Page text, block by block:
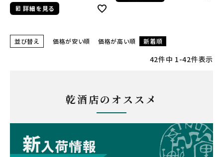
詳細を見る
並び替え 価格が安い順 価格が高い順 新着順
42件中 1-42件表示
乾酒店のオススメ